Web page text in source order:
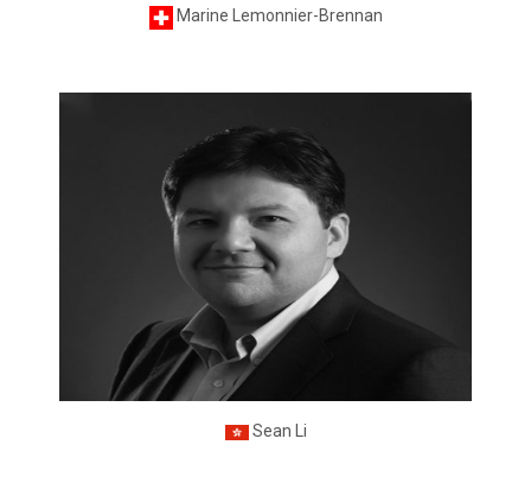
Marine Lemonnier-Brennan
Sean Li